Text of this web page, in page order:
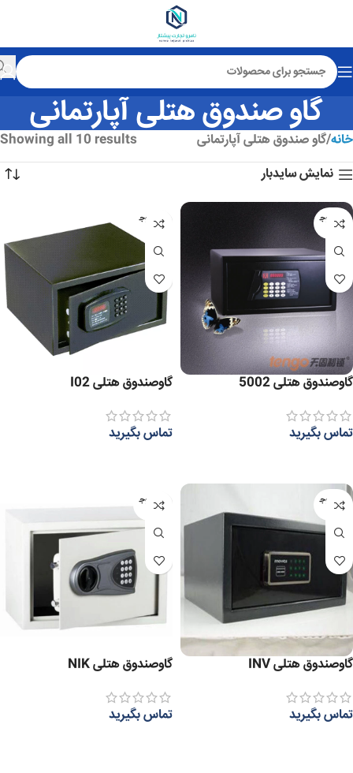
گاو صندوق هتلی آپارتمانی
خانه گاو صندوق هتلی آپارتمانی
Showing all 10 results
نمایش سایدبار
عدم موج
ودی
گاوصندوق هتلی 5002
تماس بگیرید
عدم موج
ودی
گاوصندوق هتلی I02
تماس بگیرید
عدم موج
ودی
گاوصندوق هتلی INV
تماس بگیرید
عدم موج
ودی
گاوصندوق هتلی NIK
تماس بگیرید